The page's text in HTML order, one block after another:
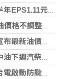
元H2審慎樂觀
95無鉛維持32元
汽、柴油「凍漲」
柴油價格不調整
動防颱整備